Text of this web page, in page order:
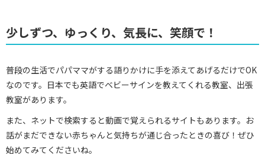
少しずつ、ゆっくり、気長に、笑顔で！
普段の生活でパパママがする語りかけに手を添えてあげるだけでOK
なのです。日本でも英語でベビーサインを教えてくれる教室、出張
教室があります。
また、ネットで検索すると動画で覚えられるサイトもあります。お
話がまだできない赤ちゃんと気持ちが通じ合ったときの喜び！ぜひ
始めてみてくださいね。